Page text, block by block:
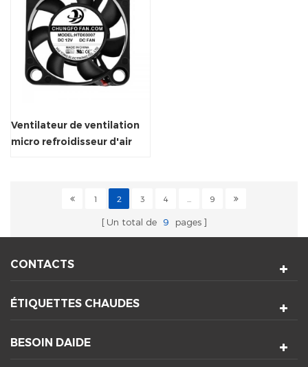
Ventilateur de ventilation
micro refroidisseur d'air
1 2 3 4 9
Un total de 9 pages
CONTACTS
ÉTIQUETTES CHAUDES
BESOIN DAIDE